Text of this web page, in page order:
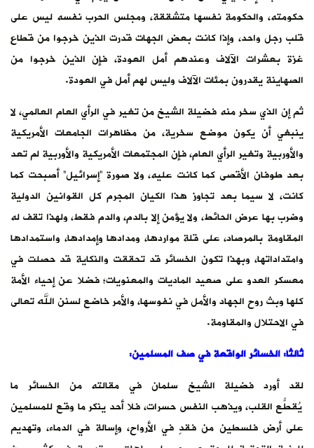
حكومته، والحكومة نفسها متشققة، ومجلس الحرب نفسه ليس على
قلب رجل واحد، وإذا كانت بعض الجهات قدرت الذين خرجوا من قطاع
غزة بعشرات الآلاف وعندهم أمل العودة، فإن الذين خرجوا من
الصهاينة يقدرون بمئات الآلاف وليس لهم أمل في العودة.
ثم إن الذي سخر منه فضيلة الشيخ من تغير في الرأي العام العالمي، لا
ينبغي أن يكون موضع سخرية، من مظاهرات الجامعات الأمريكية
والأوربية وتغير الرأي العام، فإن المجتمعات الأمريكية والأوربية لم تعد
بعد طوفان الأقصى كما كانت عليه، ولا صورة “إسرائيل” أصبحت كما
كانت، لا سيما بعد تجاوز هذا الكيان المجرم كل القوانين الدولية
وضرب بها عرض الحائط، ولا يؤمن إلا بالدم، والدم فقط، ولهذا تقف له
المقاومة بالمرصاد، على قلة مواردها، ومدادها وإمدادها، واستمدادها
وامتداداتها، وبهذا تكون الخسائر قد تحققت والنكاية قد حصلت في
معسكر العدو على صعيد الماديات والمعنويات؛ فضلا عن إحياء الأمة
كلها وبث روح الجهاد والأمل في نفوسها، والأمر خاضع لسنن الله تعالى
في الاحتلال والمقاومة.
ثالثا: الخسائر الواقعة في صف المسلمين:
لقد أورد فضيلة الشيخ سلمان في مقالته من الخسائر ما
يُقطّع القلب، ويُذهب النفس حسرات، فلا أحد ينكر ما وقع للمسلمين
على أرض فلسطين من فقدٍ في الأرواح، وإسالة في الدماء، وتهديم